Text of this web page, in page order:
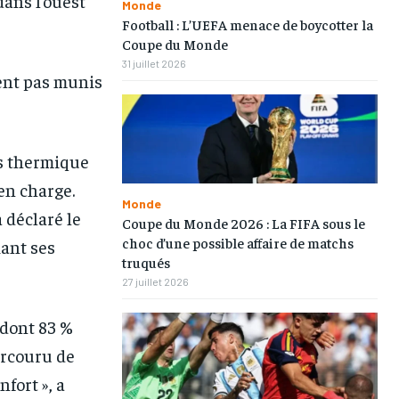
1-MONTH
1-MONTH
pas munis
thermique
charge.
déclaré le
ses
83 %
de
», a
Monde
Football : L’UEFA menace de boycotter la
Coupe du Monde
31 juillet 2026
Monde
Coupe du Monde 2026 : La FIFA sous le
choc d’une possible affaire de matchs
truqués
27 juillet 2026